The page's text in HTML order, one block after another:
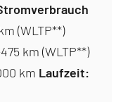
(WLTP**)
km (WLTP**)
km Laufzeit: